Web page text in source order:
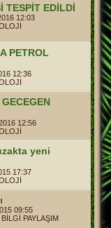
TESPİT EDİLDİ
12:03
PETROL
12:36
12:56
yeni
17:37
09:55
PAYLAŞIM